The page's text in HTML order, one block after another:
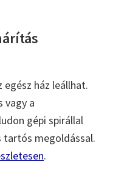
egész ház leállhat.
vagy a
gépi spirállal
megoldással.
.